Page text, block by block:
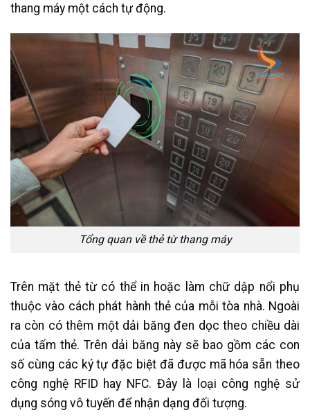
thang máy một cách tự động.
Tổng quan về thẻ từ thang máy
Trên mặt thẻ từ có thể in hoặc làm chữ dập nổi phụ
thuộc vào cách phát hành thẻ của mỗi tòa nhà. Ngoài
ra còn có thêm một dải băng đen dọc theo chiều dài
của tấm thẻ. Trên dải băng này sẽ bao gồm các con
số cùng các ký tự đặc biệt đã được mã hóa sẵn theo
công nghệ RFID hay NFC. Đây là loại công nghệ sử
dụng sóng vô tuyến để nhận dạng đối tượng.